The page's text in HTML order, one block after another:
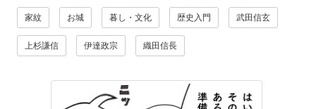
家紋 お城 暮し・文化 歴史入門 武田信玄
上杉謙信 伊達政宗 織田信長